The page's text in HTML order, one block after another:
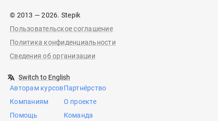
© 2013 — 2026. Stepik
Пользовательское соглашение
Политика конфиденциальности
Сведения об организации
Switch to English
Авторам курсов
Компаниям
Помощь
Партнёрство
О проекте
Команда